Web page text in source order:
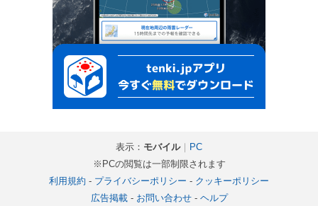
表示： モバイル｜ PC
※PCの閲覧は一部制限されます
利用規約 - プライバシーポリシー - クッキーポリシー
広告掲載- お問い合わせ- ヘルプ